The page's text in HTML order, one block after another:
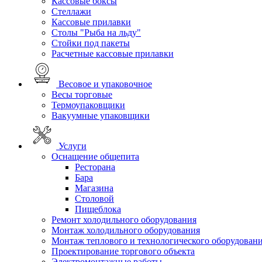
Стеллажи
Кассовые прилавки
Столы "Рыба на льду"
Стойки под пакеты
Расчетные кассовые прилавки
Весовое и упаковочное
Весы торговые
Термоупаковщики
Вакуумные упаковщики
Услуги
Оснащение общепита
Ресторана
Бара
Магазина
Столовой
Пищеблока
Ремонт холодильного оборудования
Монтаж холодильного оборудования
Монтаж теплового и технологического
Проектирование торгового объекта